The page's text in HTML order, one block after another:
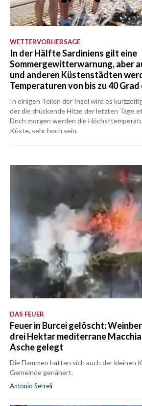
WETTERVORHERSAGE
In der Hälfte Sardiniens gilt eine
Sommergewitterwarnung, aber
und anderen Küstenstädten
Temperaturen von bis zu 40
In einigen Teilen der Insel wird es
der die drückende Hitze der letzten Tage
Doch morgen werden die
Küste, sehr hoch sein.
DAS FEUER
Feuer in Burcei gelöscht:
drei Hektar mediterrane
Asche gelegt
Die Flammen hatten sich auch der kleinen
Gemeinde genähert.
Antonio Serreli